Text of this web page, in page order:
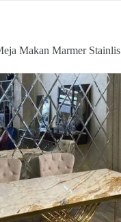
Makan Marmer Stainlis